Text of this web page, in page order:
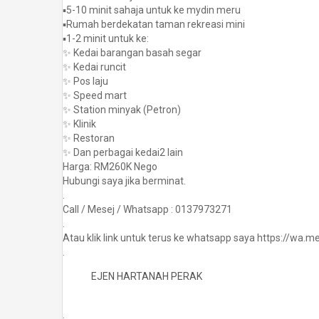
▪️5-10 minit sahaja untuk ke mydin meru
▪️Rumah berdekatan taman rekreasi mini
▪️1-2 minit untuk ke:
✨ Kedai barangan basah segar
✨ Kedai runcit
✨ Pos laju
✨ Speed mart
✨ Station minyak (Petron)
✨ Klinik
✨ Restoran
✨ Dan perbagai kedai2 lain
Harga: RM260K Nego
Hubungi saya jika berminat.
Call / Mesej / Whatsapp : 0137973271
Atau klik link untuk terus ke whatsapp saya https://
EJEN HARTANAH PERAK